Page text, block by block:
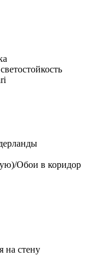
Обои в коридор
на стену